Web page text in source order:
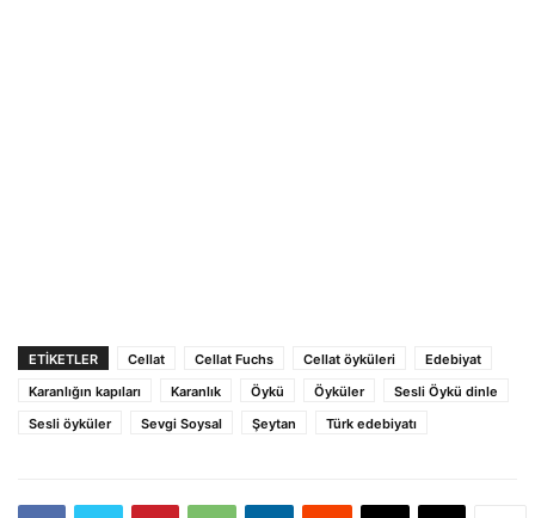
ETIKETLER Cellat Cellat Fuchs Cellat öyküleri
Edebiyat
Karanlığın kapıları
Karanlık Öykü Öyküler
Sesli Öykü dinle
Sesli öyküler
Sevgi Soysal Şeytan Türk edebiyatı